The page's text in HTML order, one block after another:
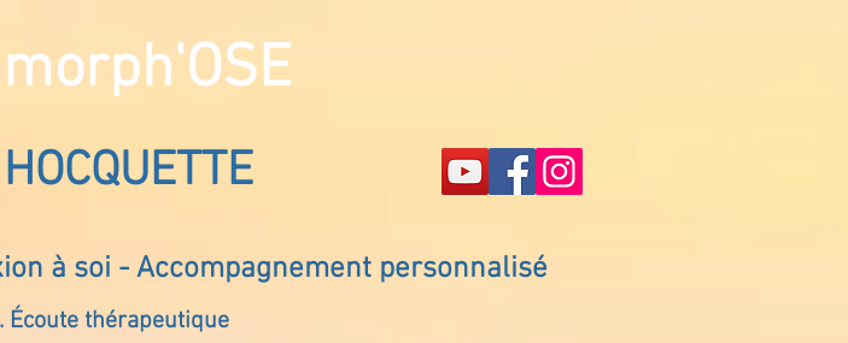
à soi - Accompagnement personnalisé
Écoute thérapeutique